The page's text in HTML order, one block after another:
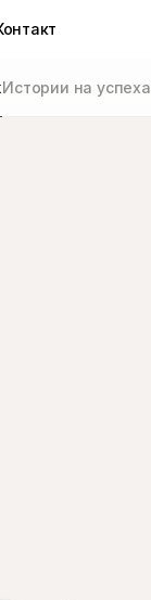
Истории на успеха